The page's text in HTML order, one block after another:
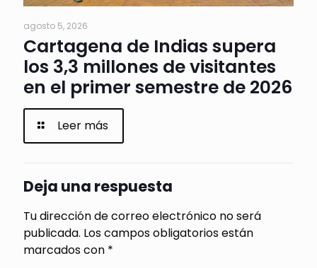
agosto 5, 2026
Cartagena de Indias supera
los 3,3 millones de visitantes
en el primer semestre de 2026
Leer más
Deja una respuesta
Tu dirección de correo electrónico no será
publicada. Los campos obligatorios están
marcados con *